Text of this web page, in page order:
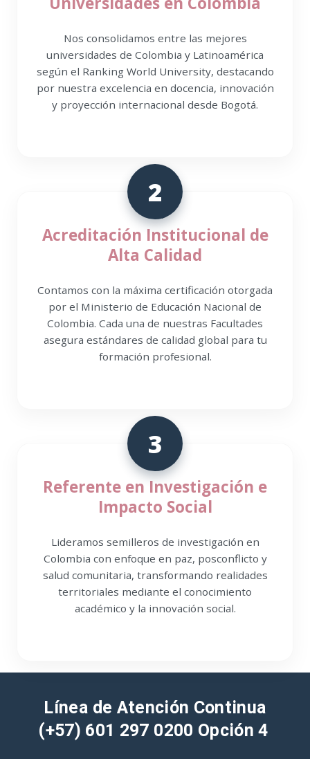
Nos consolidamos entre las mejores
según el Ranking World University, destacando
por nuestra excelencia en docencia, innovación
y proyección internacional desde Bogotá.
2
Acreditación Institucional de
Alta Calidad
Contamos con la máxima certificación otorgada
Colombia. Cada una de nuestras Facultades
asegura estándares de calidad global para tu
formación profesional.
3
Referente en Investigación e
Impacto Social
Lideramos semilleros de investigación en
salud comunitaria, transformando realidades
territoriales mediante el conocimiento
académico y la innovación social.
(+57) 601 297 0200 Opción 4